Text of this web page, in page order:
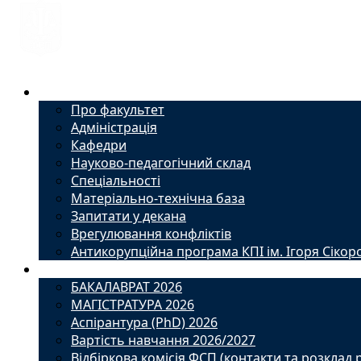
Про факультет
Адміністрація
Кафедри
Науково-педагогічний склад
Спеціальності
Матеріально-технічна база
Запитати у декана
Врегулювання конфліктів
Антикорупційна програма КПІ ім. Ігоря
БАКАЛАВРАТ 2026
МАГІСТРАТУРА 2026
Аспірантура (PhD) 2026
Вартість навчання 2026/2027